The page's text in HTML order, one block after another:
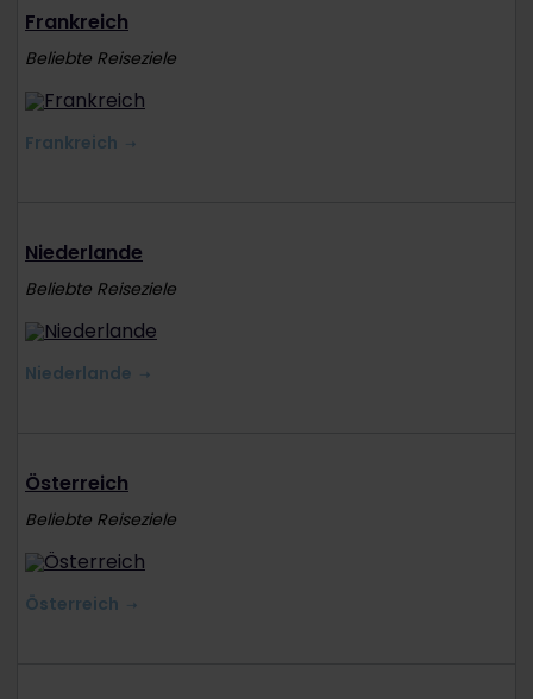
Frankreich
Beliebte Reiseziele
Frankreich
Niederlande
Beliebte Reiseziele
Niederlande
Österreich
Beliebte Reiseziele
Österreich